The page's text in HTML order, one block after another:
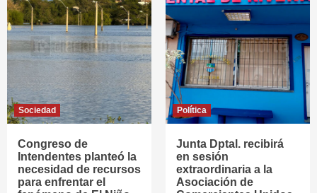
Sociedad
Congreso de
Intendentes planteó la
necesidad de recursos
para enfrentar el
Política
Junta Dptal. recibirá
en sesión
extraordinaria a la
Asociación de